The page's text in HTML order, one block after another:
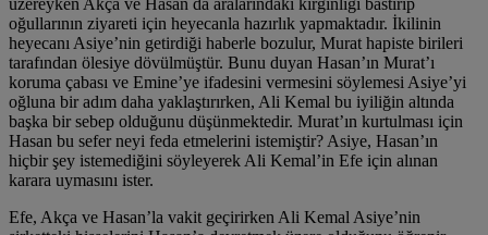
oğullarının ziyareti için heyecanla hazırlık yapmaktadır. İkilinin
heyecanı Asiye’nin getirdiği haberle bozulur, Murat hapiste birileri
tarafından ölesiye dövülmüştür. Bunu duyan Hasan’ın Murat’ı
koruma çabası ve Emine’ye ifadesini vermesini söylemesi Asiye’yi
oğluna bir adım daha yaklaştırırken, Ali Kemal bu iyiliğin altında
başka bir sebep olduğunu düşünmektedir. Murat’ın kurtulması için
Hasan bu sefer neyi feda etmelerini istemiştir? Asiye, Hasan’ın
hiçbir şey istemediğini söyleyerek Ali Kemal’in Efe için alınan
karara uymasını ister.
Efe, Akça ve Hasan’la vakit geçirirken Ali Kemal Asiye’nin